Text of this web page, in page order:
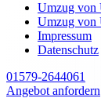
Umzug von
Umzug von
Impressum
Datenschutz
01579-2644061
Angebot anfordern